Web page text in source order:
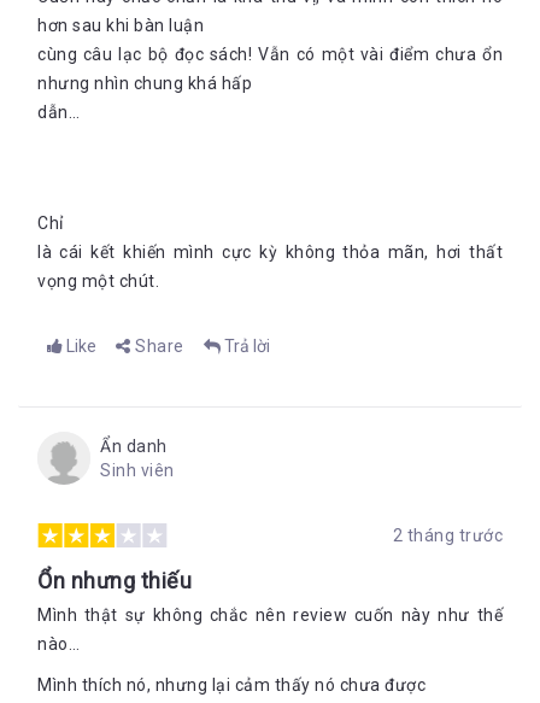
hơn sau khi bàn luận
cùng câu lạc bộ đọc sách! Vẫn có một vài điểm chưa ổn
nhưng nhìn chung khá hấp
dẫn…
Chỉ
là cái kết khiến mình cực kỳ không thỏa mãn, hơi thất
vọng một chút.
Like Share Trả lời
Ẩn danh
Sinh viên
2 tháng trước
Ổn nhưng thiếu
Mình thật sự không chắc nên review cuốn này như thế
nào…
Mình thích nó, nhưng lại cảm thấy nó chưa được